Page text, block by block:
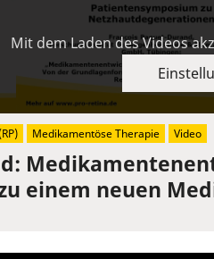
einem neuen
Mit dem Laden des Videos
Medikamentöse Therapie Video